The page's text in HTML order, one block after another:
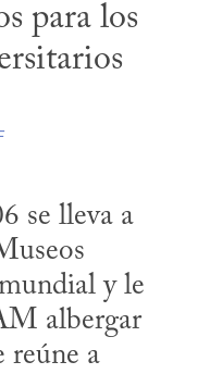
para los
se lleva a
y le
albergar
reúne a